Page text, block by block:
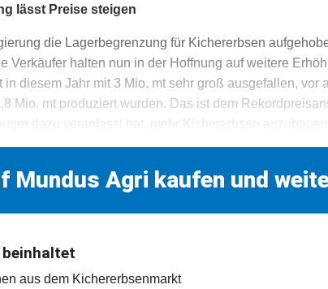
lässt Preise steigen
die Lagerbegrenzung für Kichererbsen
Verkäufer halten nun in der Hoffnung auf weitere
diesem Jahr mit 3 Mio. mt sehr groß ausgefallen, vor
Mio. mt produziert wurden. Das ist dem
dazu veranlasst hat, mehr Kichererbsen
Mundus Agri kaufen und
aus dem Kichererbsenmarkt